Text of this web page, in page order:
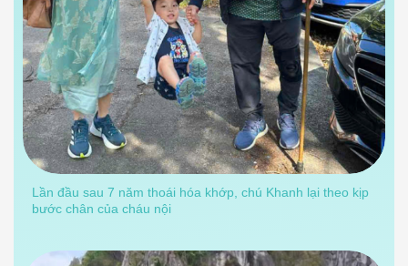
Lần đầu sau 7 năm thoái hóa khớp, chú Khanh lại theo kịp
bước chân của cháu nội